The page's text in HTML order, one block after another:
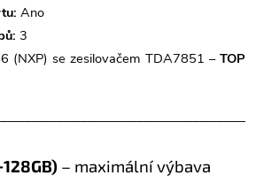
Ano
3
(NXP) se zesilovačem TDA7851 – TOP
– maximální výbava